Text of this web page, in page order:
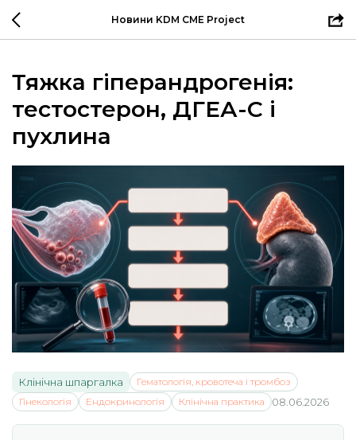
Новини KDM CME Project
Тяжка гіперандрогенія:
тестостерон, ДГЕА-С і
пухлина
Клінічна шпаргалка
Гематологія, кровотеча і тромбоз
Гінекологія
Ендокринологія Клінічна практика 08.06.2026